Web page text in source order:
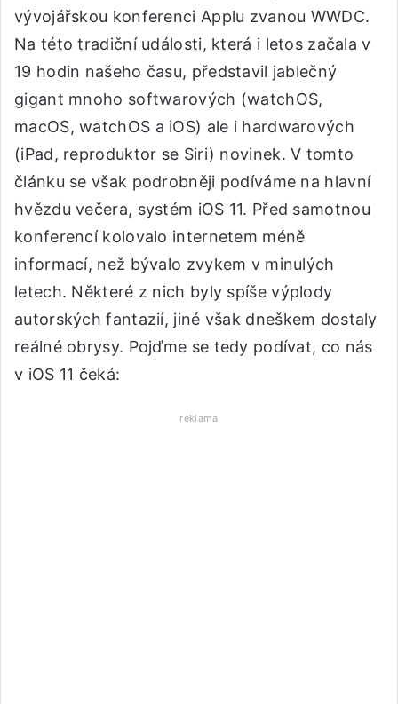
vývojářskou konferenci Applu zvanou WWDC.
Na této tradiční události, která i letos začala v
19 hodin našeho času, představil jablečný
gigant mnoho softwarových (watchOS,
macOS, watchOS a iOS) ale i hardwarových
(iPad, reproduktor se Siri) novinek. V tomto
článku se však podrobněji podíváme na hlavní
hvězdu večera, systém iOS 11. Před samotnou
konferencí kolovalo internetem méně
informací, než bývalo zvykem v minulých
letech. Některé z nich byly spíše výplody
autorských fantazií, jiné však dneškem dostaly
reálné obrysy. Pojďme se tedy podívat, co nás
v iOS 11 čeká:
reklama